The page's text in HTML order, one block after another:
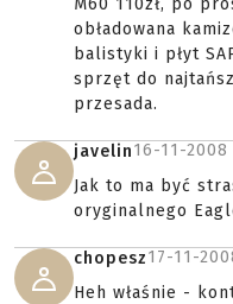
M60 110zł, po
obładowana
balistyki i płyt
sprzęt do
przesada.
javelin16-11-2008
Jak to ma być
oryginalnego
chopesz17-11-
Heh właśnie -